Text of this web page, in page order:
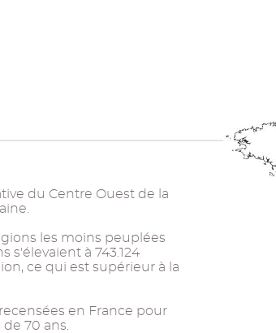
du Centre Ouest de la
les moins peuplées
s'élevaient à 743.124
ce qui est supérieur à la
en France pour
70 ans.